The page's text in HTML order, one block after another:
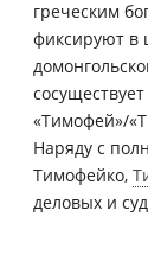
греческим
фиксируют в
«Тимофей»/
Наряду с
Тимофейко,
деловых и